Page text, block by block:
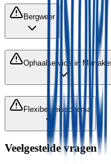
Bergweer
Ophaalservice in
Flexibel reisschema
Veelgestelde vragen